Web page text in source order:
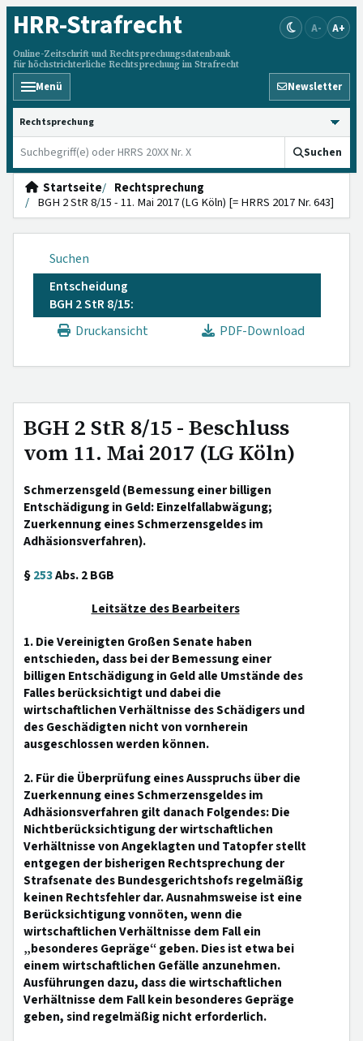
HRR-Strafrecht
Online-Zeitschrift und Rechtsprechungsdatenbank
für höchstrichterliche Rechtsprechung im Strafrecht
A- A+
Menü Newsletter
HRRS durchsuchen
Suchen
Startseite
Rechtsprechung
BGH 2 StR 8/15 - 11. Mai 2017 (LG Köln) [= HRRS 2017 Nr. 643]
Suchen
Entscheidung
BGH 2 StR 8/15:
Druckansicht
PDF-Download
BGH 2 StR 8/15 - Beschluss
vom 11. Mai 2017 (LG Köln)
Schmerzensgeld (Bemessung einer billigen
Entschädigung in Geld: Einzelfallabwägung;
Zuerkennung eines Schmerzensgeldes im
Adhäsionsverfahren).
§253Abs. 2 BGB
Leitsätze des Bearbeiters
1. Die Vereinigten Großen Senate haben
entschieden, dass bei der Bemessung einer
billigen Entschädigung in Geld alle Umstände des
Falles berücksichtigt und dabei die
wirtschaftlichen Verhältnisse des Schädigers und
des Geschädigten nicht von vornherein
ausgeschlossen werden können.
2. Für die Überprüfung eines Ausspruchs über die
Zuerkennung eines Schmerzensgeldes im
Adhäsionsverfahren gilt danach Folgendes: Die
Nichtberücksichtigung der wirtschaftlichen
Verhältnisse von Angeklagten und Tatopfer stellt
entgegen der bisherigen Rechtsprechung der
Strafsenate des Bundesgerichtshofs regelmäßig
keinen Rechtsfehler dar. Ausnahmsweise ist eine
Berücksichtigung vonnöten, wenn die
wirtschaftlichen Verhältnisse dem Fall ein
„besonderes Gepräge“ geben. Dies ist etwa bei
einem wirtschaftlichen Gefälle anzunehmen.
Ausführungen dazu, dass die wirtschaftlichen
Verhältnisse dem Fall kein besonderes Gepräge
geben, sind regelmäßig nicht erforderlich.